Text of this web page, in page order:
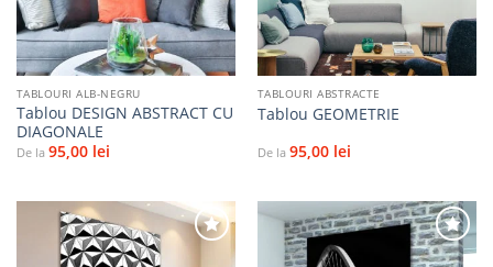
TABLOURI ALB-NEGRU
Tablou DESIGN ABSTRACT CU
DIAGONALE
De la 95,00 lei
TABLOURI ABSTRACTE
Tablou GEOMETRIE
De la 95,00 lei